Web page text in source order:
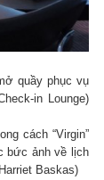
quầy phục vụ
in Lounge)
cách “Virgin”
bức ảnh về lịch
Baskas)